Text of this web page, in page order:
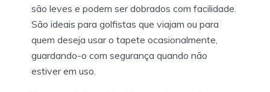
são leves e podem ser dobrados com facilidade.
São ideais para golfistas que viajam ou para
quem deseja usar o tapete ocasionalmente,
guardando-o com segurança quando não
estiver em uso.